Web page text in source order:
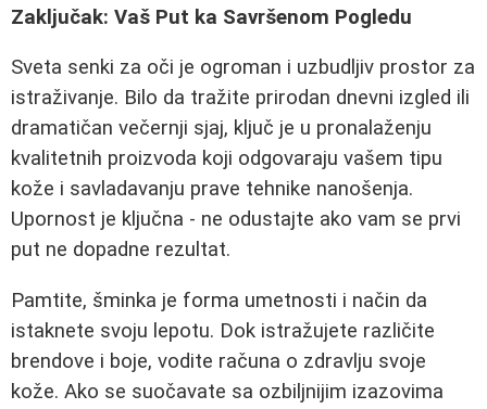
Zaključak: Vaš Put ka Savršenom Pogledu
Sveta senki za oči je ogroman i uzbudljiv prostor za
istraživanje. Bilo da tražite prirodan dnevni izgled ili
dramatičan večernji sjaj, ključ je u pronalaženju
kvalitetnih proizvoda koji odgovaraju vašem tipu
kože i savladavanju prave tehnike nanošenja.
Upornost je ključna - ne odustajte ako vam se prvi
put ne dopadne rezultat.
Pamtite, šminka je forma umetnosti i način da
istaknete svoju lepotu. Dok istražujete različite
brendove i boje, vodite računa o zdravlju svoje
kože. Ako se suočavate sa ozbiljnijim izazovima